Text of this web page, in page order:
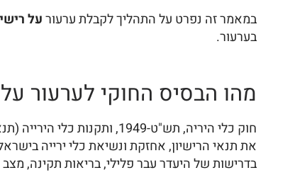
במאמר זה נפרט על התהליך לקבלת ערעורעל
בערעור.
מהו הבסיס החוקי לערעור
את תנאי הרישיון, אחזקת ונשיאת כלי ירייה
בדרישות של היעדר עבר פלילי, בריאות תקינה,